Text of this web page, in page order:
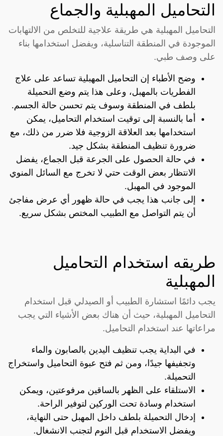
التحاميل المهبلية والجماع
التحاميل المهبلية هي طريقة علاجية للتخلص من الالتهابات
الموجودة في المنطقة التناسلية، ويفضل استخدامها بناء
على وصف طبي.
وضح الأطباء إن التحاميل المهبلية تساعد على علاج
الفطريات بالمهبل، وعلى هذا يتم وضع التحميلة
بلطف في المنطقة وسوف يتم تحسن حالة الجسم.
أما بالنسبة إلى توقيت استخدام التحاميل، يمكن
استخدامها بعد العلاقة الزوجية فلا ضرر من ذلك، مع
ضرورة تنظيف المنطقة بشكل جيد.
في حالة الحصول على الجرعة قبل الجماع، يفضل
الانتظار بعض الوقت حتي لا تخرج مع السائل المنوي
الموجود في المهبل.
إلى جانب هذا يجب في حالة ظهور أي عرض مفاجئ
أن يتم التواصل مع الطبيب المختص بشكل سريع.
طريقه استخدام التحاميل
المهبلية
يجب دائمًا استشارة الطبيب أو الصيدلي قبل استخدام
التحاميل المهبلية، حيث أن هناك بعض الأشياء التي يجب
مراعاتها عند استخدام التحاميل.
في البداية يجب تنظيف اليدين بالصابون والماء
وتجفيفها جيدًا، ومن ثم فتح عبوة التحاميل واستخراج
التحميلة.
الاستلقاء على الظهر بالساقين مرفوعتين، ويمكن
استخدام وسادة تحت الوركين لتوفير الراحة.
إدخال التحميلة بلطف داخل المهبل حتى النهاية،
ويفضل الاستخدام قبل النوم لتجنب الانشغال.